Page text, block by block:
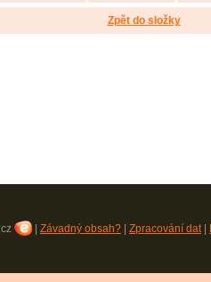
Zpět do složky
Závadný obsah? Zpracování dat|